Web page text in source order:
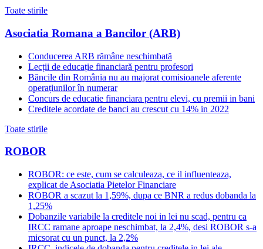
Toate stirile
Asociatia Romana a Bancilor (ARB)
Conducerea ARB rămâne neschimbată
Lecții de educație financiară pentru profesori
Băncile din România nu au majorat comisioanele aferente
operațiunilor în numerar
Concurs de educatie financiara pentru elevi, cu premii in bani
Creditele acordate de banci au crescut cu 14% in 2022
Toate stirile
ROBOR
ROBOR: ce este, cum se calculeaza, ce il influenteaza,
explicat de Asociatia Pietelor Financiare
ROBOR a scazut la 1,59%, dupa ce BNR a redus dobanda la
1,25%
Dobanzile variabile la creditele noi in lei nu scad, pentru ca
IRCC ramane aproape neschimbat, la 2,4%, desi ROBOR s-a
micsorat cu un punct, la 2,2%